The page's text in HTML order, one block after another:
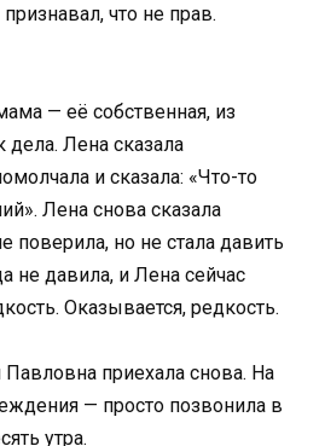
что не прав.
— её собственная, из
дела. Лена сказала
и сказала: «Что-то
Лена снова сказала
поверила, но не стала давить
не давила, и Лена сейчас
Оказывается, редкость.
приехала снова. На
— просто позвонила в
утра.